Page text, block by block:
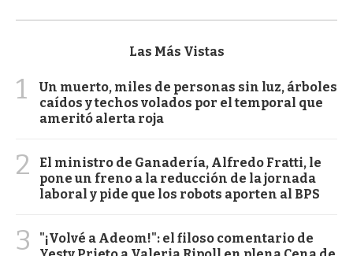
Las Más Vistas
1
Un muerto, miles de personas sin luz, árboles
caídos y techos volados por el temporal que
ameritó alerta roja
2
El ministro de Ganadería, Alfredo Fratti, le
pone un freno a la reducción de la jornada
laboral y pide que los robots aporten al BPS
3
"¡Volvé a Adeom!": el filoso comentario de